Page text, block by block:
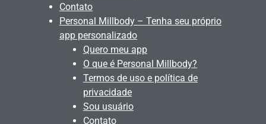
Contato
Personal Millbody – Tenha seu próprio
app personalizado
Quero meu app
O que é Personal Millbody?
Termos de uso e política de
privacidade
Sou usuário
Contato